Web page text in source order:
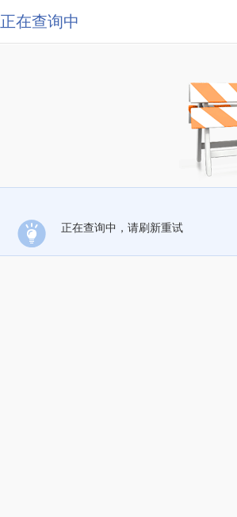
正在查询中
正在查询中，请刷新重试